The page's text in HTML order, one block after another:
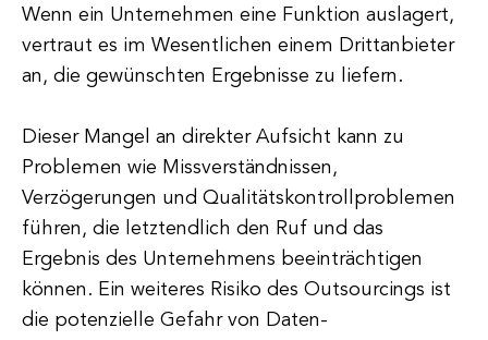
Wenn ein Unternehmen eine Funktion auslagert,
vertraut es im Wesentlichen einem Drittanbieter
an, die gewünschten Ergebnisse zu liefern.
Dieser Mangel an direkter Aufsicht kann zu
Problemen wie Missverständnissen,
Verzögerungen und Qualitätskontrollproblemen
führen, die letztendlich den Ruf und das
Ergebnis des Unternehmens beeinträchtigen
können. Ein weiteres Risiko des Outsourcings ist
die potenzielle Gefahr von Daten-